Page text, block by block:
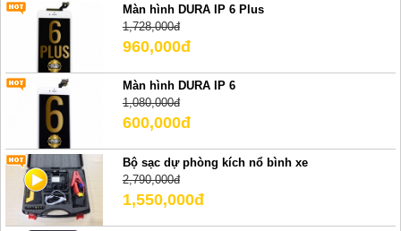
Màn hình DURA IP 6 Plus
1,728,000đ
960,000đ
Màn hình DURA IP 6
1,080,000đ
600,000đ
Bộ sạc dự phòng kích nổ bình xe
2,790,000đ
1,550,000đ